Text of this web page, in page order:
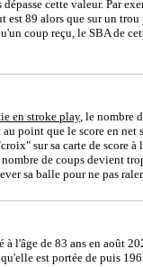
cette valeur. Par
est 89 alors que sur un
coup reçu, le SBA de
en stroke play, le nombre
point que le score en net
sur sa carte de score
de coups devient
sa balle pour ne pas
à l'âge de 83 ans en août
est portée de puis